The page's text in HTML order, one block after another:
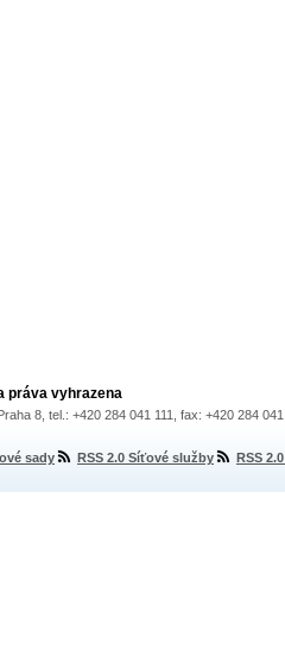
práva vyhrazena
8, tel.: +420 284 041 111, fax: +420 284
sady RSS 2.0 Síťové služby RSS